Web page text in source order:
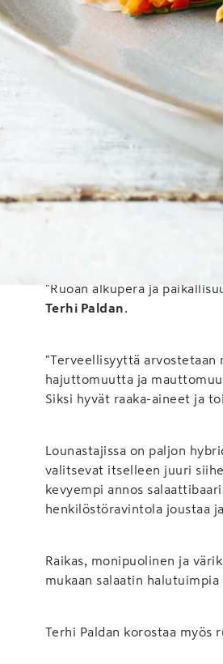
Suomalaiset haluavat
– mutta on muistettava,
terveellisyys on
kypsentämätöntä
ISS Ruokailupalveluilla on
sektorilla palvellaan
"Ruoan alkuperä ja
Terhi Paldan
"Terveellisyyttä
hajuttomuutta ja
Siksi hyvät raaka-aineet ja
Lounastajissa on paljon
valitsevat itselleen juuri
kevyempi annos
henkilöstöravintola joustaa
Raikas, monipuolinen ja
mukaan salaatin
Terhi Paldan korostaa myös